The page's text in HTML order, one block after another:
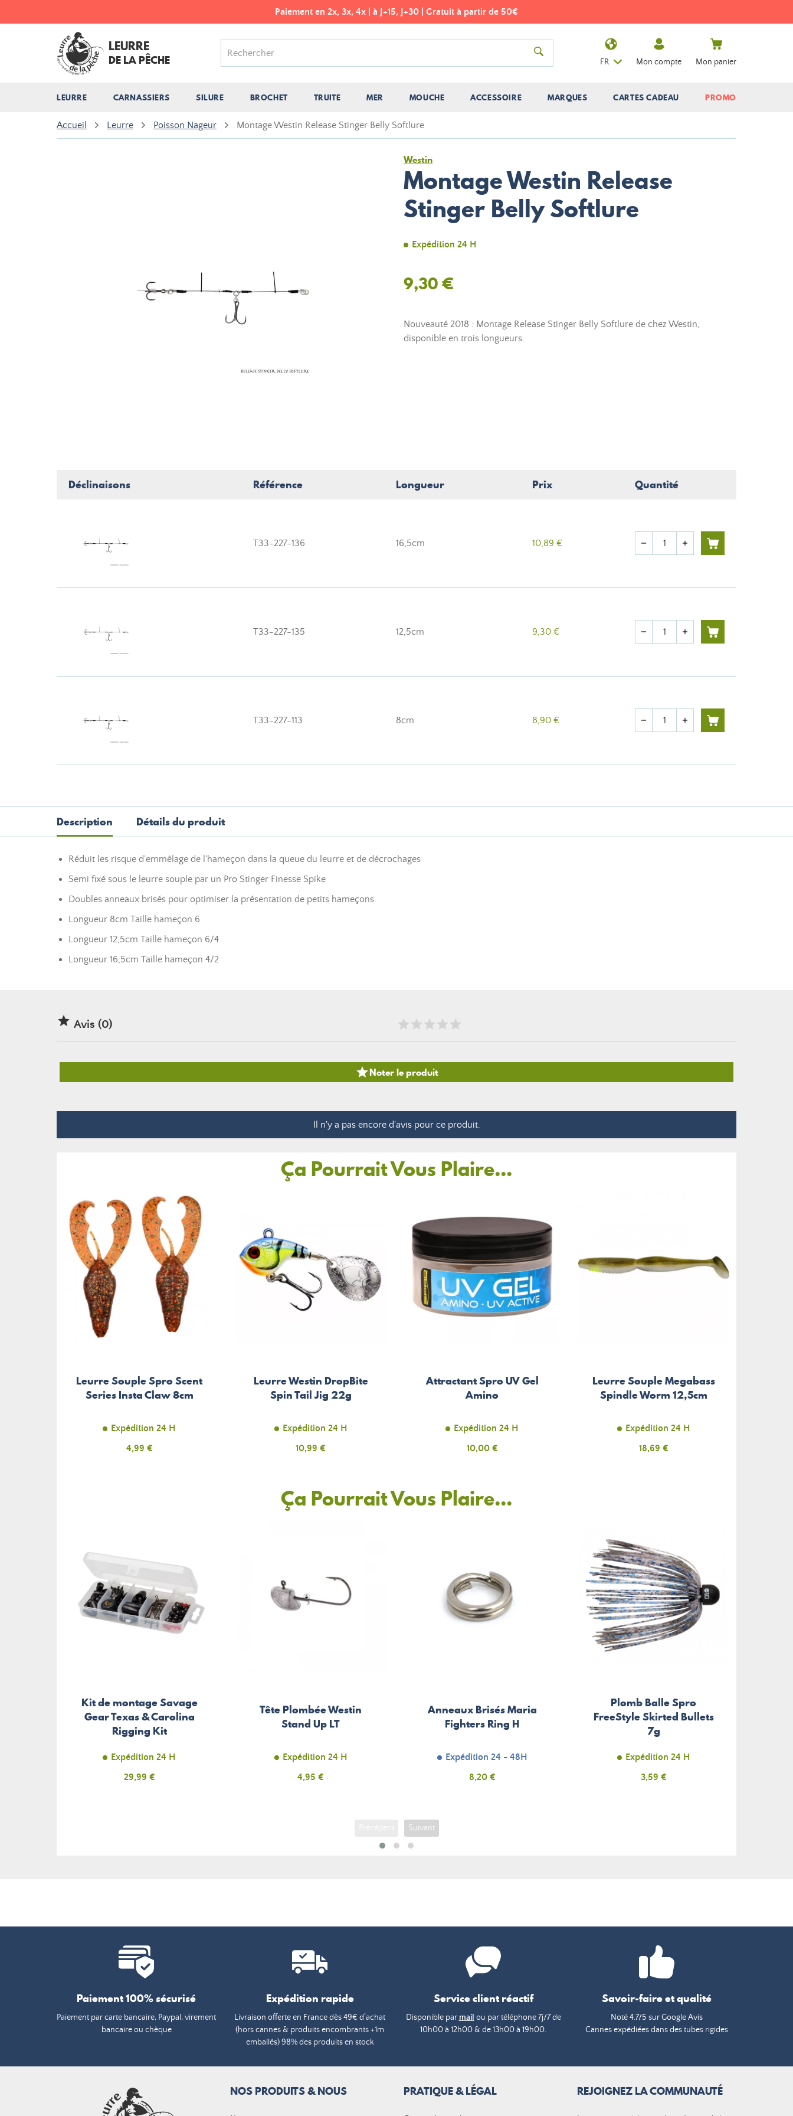
Paiement en 2x, 3x, 4x | à J+15, J+30 | Gratuit à partir de 50€
LEURRE
DE LA PÊCHE
LEURRE CARNASSIERS SILURE BROCHET TRUITE MER MOUCHE ACCESSOIRE MARQUES CARTES CADEAU PROMO
FR Mon compte Mon panier
Accueil Leurre Poisson Nageur Montage Westin Release Stinger Belly Softlure
Westin
Montage Westin Release
Stinger Belly Softlure
Expédition 24 H
9,30 €
Nouveauté 2018 : Montage Release Stinger Belly Softlure de chez Westin,
disponible en trois longueurs.
Déclinaisons Référence Longueur Prix Quantité
T33-227-136 16,5cm 10,89 € Quantité
remove add
T33-227-135 12,5cm 9,30 € Quantité
remove add
T33-227-113 8cm 8,90 € Quantité
remove add
Description Détails du produit
Réduit les risque d'emmêlage de l'hameçon dans la queue du leurre et de décrochages
Semi fixé sous le leurre souple par un Pro Stinger Finesse Spike
Doubles anneaux brisés pour optimiser la présentation de petits hameçons
Longueur 8cm Taille hameçon 6
Longueur 12,5cm Taille hameçon 6/4
Longueur 16,5cm Taille hameçon 4/2
 Avis (0)
Noter le produit
Il n'y a pas encore d'avis pour ce produit.
Ça Pourrait Vous Plaire...
Leurre Souple Spro Scent
Series Insta Claw 8cm
Expédition 24 H
Prix
4,99 €
Leurre Westin DropBite
Spin Tail Jig 22g
Expédition 24 H
Prix
10,99 €
Attractant Spro UV Gel
Amino
Expédition 24 H
Prix
10,00 €
Leurre Souple Megabass
Spindle Worm 12,5cm
Expédition 24 H
Prix
18,69 €
Ça Pourrait Vous Plaire...
Kit de montage Savage
Gear Texas & Carolina
Rigging Kit
Expédition 24 H
Prix
29,99 €
Tête Plombée Westin
Stand Up LT
Expédition 24 H
Prix
4,95 €
Anneaux Brisés Maria
Fighters Ring H
Expédition 24 - 48H
Prix
8,20 €
Plomb Balle Spro
FreeStyle Skirted Bullets
7g
Expédition 24 H
Prix
3,59 €
Suivant
Paiement 100% sécurisé
Paiement par carte bancaire, Paypal, virement
bancaire ou chèque
Expédition rapide
Livraison offerte en France dès 49€ d’achat
(hors cannes & produits encombrants +1m
emballés) 98% des produits en stock
Service client réactif
Disponible par mail ou par téléphone 7j/7 de
10h00 à 12h00 & de 13h00 à 19h00.
Savoir-faire et qualité
Noté 4.7/5 sur Google Avis
Cannes expédiées dans des tubes rigides
NOS PRODUITS & NOUS PRATIQUE & LÉGAL REJOIGNEZ LA COMMUNAUTÉ